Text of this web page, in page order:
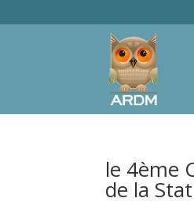
le 4ème
de la